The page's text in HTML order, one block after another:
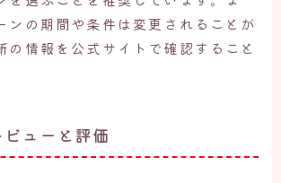
ンの期間や条件は変更されることが
の情報を公式サイトで確認すること
ューと評価